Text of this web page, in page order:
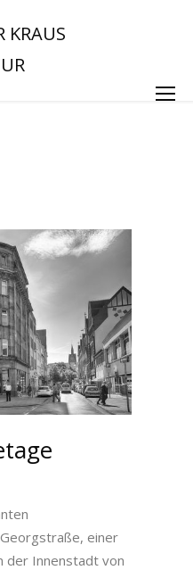
KRAUS
einer
der Innenstadt von